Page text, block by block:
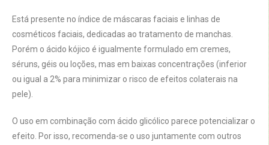
Está presente no índice de máscaras faciais e linhas de
cosméticos faciais, dedicadas ao tratamento de manchas.
Porém o ácido kójico é igualmente formulado em cremes,
séruns, géis ou loções, mas em baixas concentrações (inferior
ou igual a 2% para minimizar o risco de efeitos colaterais na
pele).
O uso em combinação com ácido glicólico parece potencializar o
efeito. Por isso, recomenda-se o uso juntamente com outros